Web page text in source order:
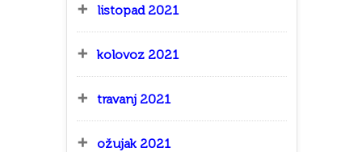
listopad 2021
kolovoz 2021
travanj 2021
ožujak 2021